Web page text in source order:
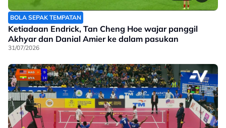
BOLA SEPAK TEMPATAN
Ketiadaan Endrick, Tan Cheng Hoe wajar panggil
Akhyar dan Danial Amier ke dalam pasukan
31/07/2026